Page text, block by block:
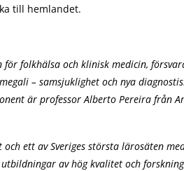
till hemlandet.
folkhälsa och klinisk medicin,
– samsjuklighet och nya
är professor Alberto Pereira från
ett av Sveriges största lärosäten
av hög kvalitet och